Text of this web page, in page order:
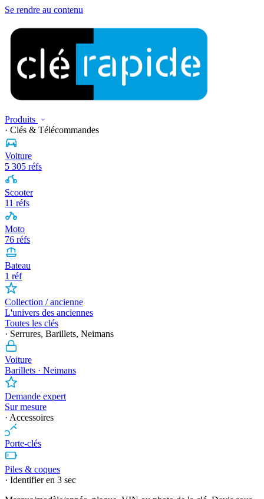
Se rendre au contenu
Produits
· Clés & Télécommandes
Voiture
5 305 réfs
Scooter
11 réfs
Moto
76 réfs
Bateau
1 réf
Collection / ancienne
L'univers des anciennes
Toutes les clés
· Serrures, Barillets, Neimans
Voiture
Barillets · Neimans
Demande expert
Sur mesure
· Accessoires
Porte-clés
Piles & coques
· Identifier en 3 sec